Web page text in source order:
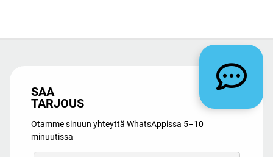
SAA
TARJOUS
Otamme sinuun yhteyttä WhatsAppissa 5–10
minuutissa